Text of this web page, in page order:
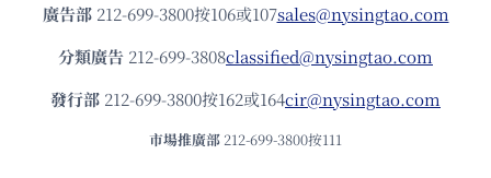
廣告部212-699-3800按106或107sales@nysingtao.com
分類廣告 212-699-3808classified@nysingtao.com
發⾏部 212-699-3800按162或164cir@nysingtao.com
市場推廣部 212-699-3800按111